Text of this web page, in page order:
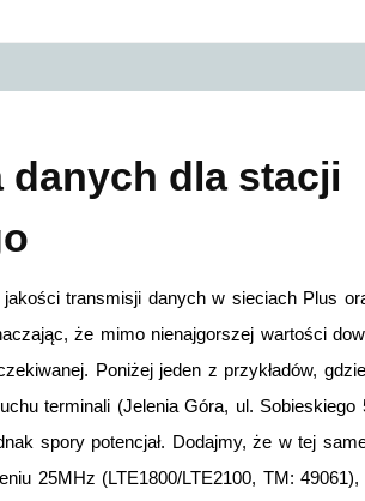
dla stacji
transmisji danych w sieciach Plus
że mimo nienajgorszej wartości
Poniżej jeden z przykładów,
terminali (Jelenia Góra, ul. Sobieskiego
spory potencjał. Dodajmy, że w tej
25MHz (LTE1800/LTE2100, TM: